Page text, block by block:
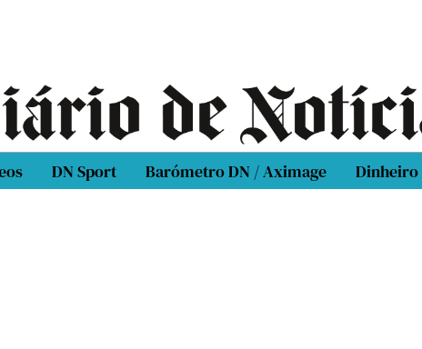
DN Sport Barómetro DN / Aximage Dinheiro